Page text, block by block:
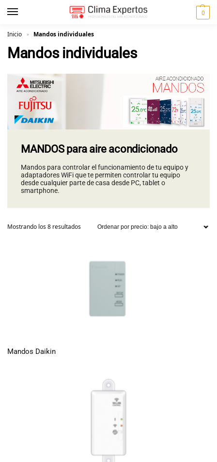
0
Inicio » Mandos individuales
Mandos individuales
MANDOSpara aire acondicionado
Mandos para controlar el funcionamiento de tu equipo y
adaptadores WiFi que te permiten controlar tu equipo
desde cualquier parte de casa desde PC, tablet o
smartphone.
Mostrando los 8 resultados
Mandos Daikin